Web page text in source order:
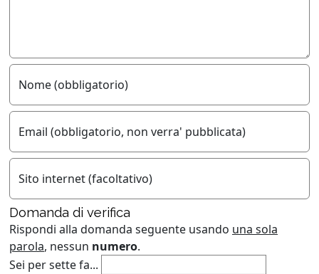
Nome (obbligatorio)
Email (obbligatorio, non verra' pubblicata)
Sito internet (facoltativo)
Domanda di verifica
Rispondi alla domanda seguente usando una sola
parola, nessun numero.
Sei per sette fa...